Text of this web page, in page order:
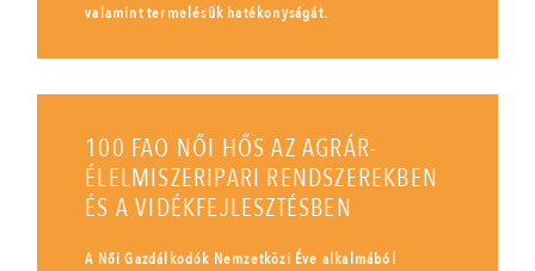
valamint termelésük hatékonyságát.
100 FAO NŐI HŐS AZ AGRÁR-
ÉLELMISZERIPARI RENDSZEREKBEN
ÉS A VIDÉKFEJLESZTÉSBEN
A Női Gazdálkodók Nemzetközi Éve alkalmából